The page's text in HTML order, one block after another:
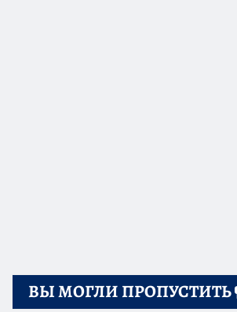
ВЫ МОГЛИ ПРОПУСТИТЬ